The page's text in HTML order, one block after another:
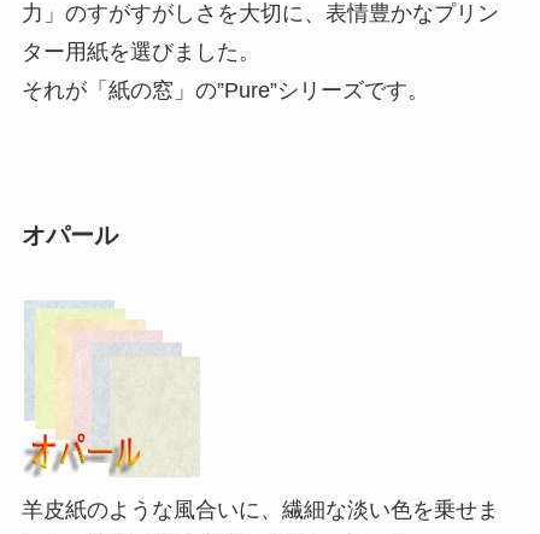
力」のすがすがしさを大切に、表情豊かなプリン
ター用紙を選びました。
それが「紙の窓」の”Pure”シリーズです。
オパール
羊皮紙のような風合いに、繊細な淡い色を乗せま